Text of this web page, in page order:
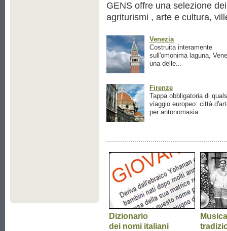
GENS offre una selezione
agriturismi , arte e cultura,
Venezia
Costruita interamente
sull'omonima laguna,
una delle...
Firenze
Tappa obbligatoria di
viaggio europeo: città
per antonomasia...
Dizionario
dei nomi italiani
Musica